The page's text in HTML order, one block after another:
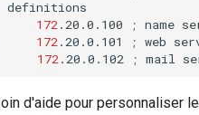
definitions
172 .20.0.100 ; name
172 .20.0.101 ; web
172 .20.0.102 ; mail
d'aide pour personnaliser